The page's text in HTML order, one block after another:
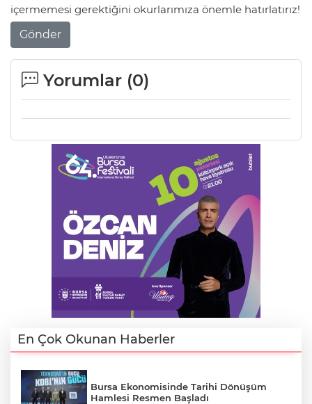
içermemesi gerektiğini okurlarımıza önemle hatırlatırız!
Gönder
Yorumlar (0)
En Çok Okunan Haberler
Bursa Ekonomisinde Tarihi Dönüşüm
Hamlesi Resmen Başladı